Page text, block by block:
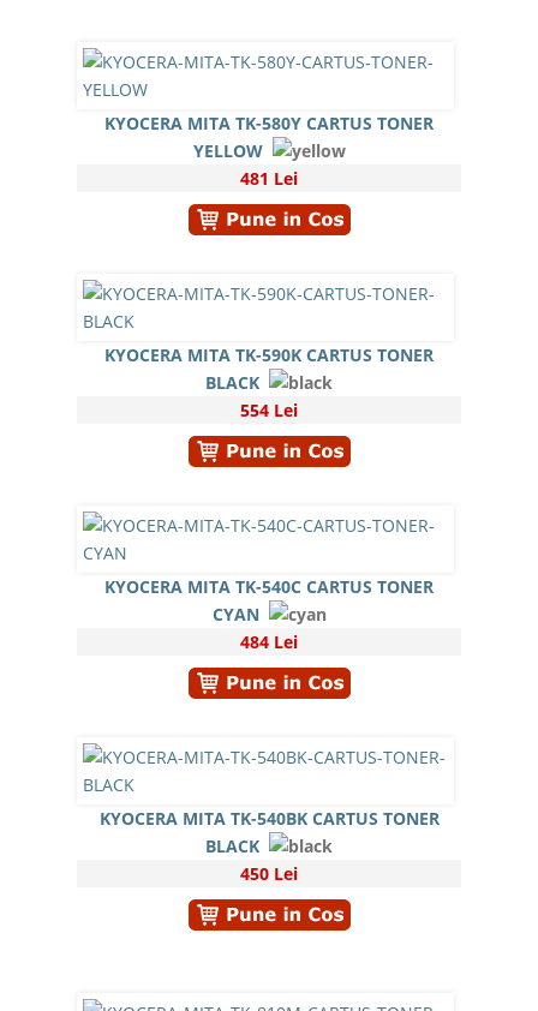
KYOCERA MITA TK-580Y CARTUS TONER
YELLOW
481 Lei
KYOCERA MITA TK-590K CARTUS TONER
BLACK
554 Lei
KYOCERA MITA TK-540C CARTUS TONER
CYAN
484 Lei
KYOCERA MITA TK-540BK CARTUS TONER
BLACK
450 Lei